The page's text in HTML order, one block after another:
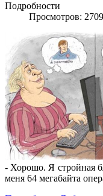
Подробности
Просмотров: 2709
- Хорошо. Я стройная
меня 64 мегабайта